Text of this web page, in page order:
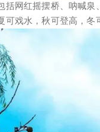
括网红摇摆桥、呐喊
可戏水，秋可登高，冬